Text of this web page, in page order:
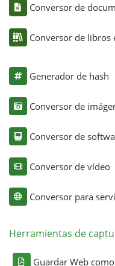
Conversor de
Conversor de libros
Generador de hash
Conversor de
Conversor de
Conversor de vídeo
Conversor para
Herramientas de
Guardar Web